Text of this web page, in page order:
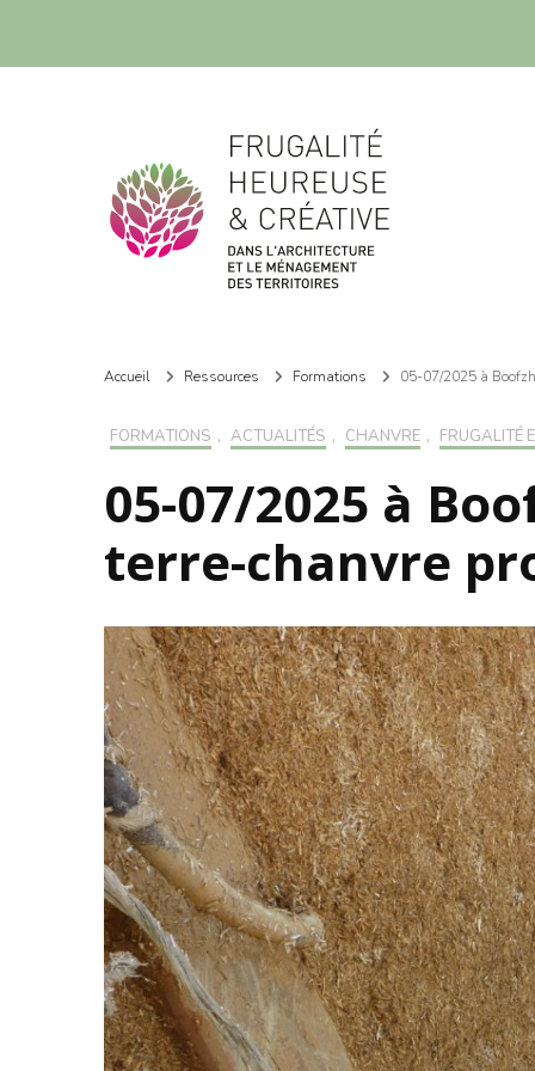
Frugalité dans l'architecture et le ménagement des territoires
Accueil Ressources Formations 05-07/2025 à
FORMATIONS , ACTUALITÉS , CHANVRE , FRUGALITÉ
05-07/2025 à
terre-chanvre